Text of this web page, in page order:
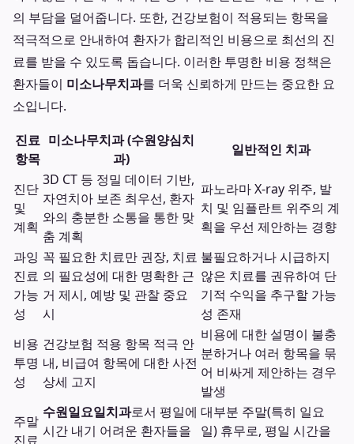
의 부담을 덜어줍니다. 또한, 건강보험이 적용되는 항목을
적극적으로 안내하여 환자가 합리적인 비용으로 최선의 진
료를 받을 수 있도록 돕습니다. 이러한 투명한 비용 정책은
환자들이 미소나무치과를 더욱 신뢰하게 만드는 중요한 요
소입니다.
진료
항목
미소나무치과 (수원양심치
과)
일반적인 치과
진단
및
계획
3D CT 등 정밀 데이터 기반,
자연치아 보존 최우선, 환자
와의 충분한 소통을 통한 맞
춤 계획
파노라마 X-ray 위주, 발
치 및 임플란트 위주의 계
획을 우선 제안하는 경향
과잉
진료
가능
성
꼭 필요한 치료만 권장, 치료
의 필요성에 대한 명확한 근
거 제시, 예방 및 관찰 중요
시
불필요하거나 시급하지
않은 치료를 권유하여 단
기적 수익을 추구할 가능
성 존재
비용
투명
성
건강보험 적용 항목 적극 안
내, 비급여 항목에 대한 사전
상세 고지
비용에 대한 설명이 불충
분하거나 여러 항목을 묶
어 비싸게 제안하는 경우
발생
주말
진료
수원일요일치과로서 평일에
시간 내기 어려운 환자들을
대부분 주말(특히 일요
일) 휴무로, 평일 시간을